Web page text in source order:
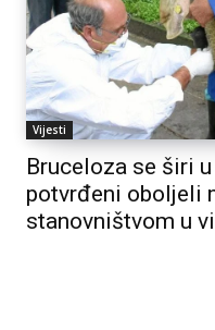
Vijesti
Bruceloza se širi
potvrđeni oboljeli
stanovništvom u